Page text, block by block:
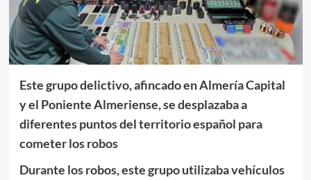
Este grupo delictivo, afincado en Almería Capital
y el Poniente Almeriense, se desplazaba a
diferentes puntos del territorio español para
cometer los robos
Durante los robos, este grupo utilizaba vehículos